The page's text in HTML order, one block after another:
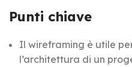
Punti chiave
Il wireframing è utile
l’architettura di un